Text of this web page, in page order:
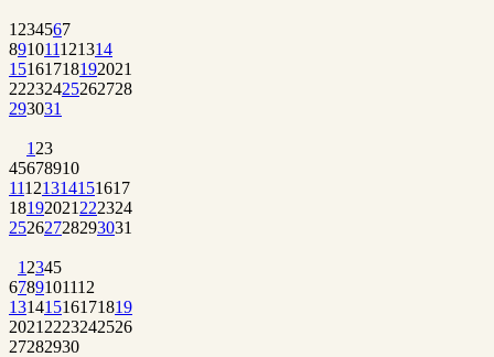
1 234567
891011121314
15161718192021
22232425262728
293031
1 23
45678910
11121314151617
18192021 222324
25262728293031
1 2345
6789101112
13141516171819
2021 2223242526
27282930